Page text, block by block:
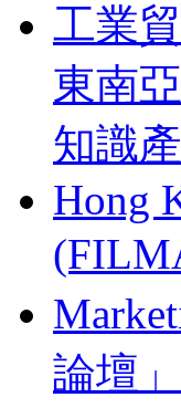
工業
東南
知識
Hong
論壇